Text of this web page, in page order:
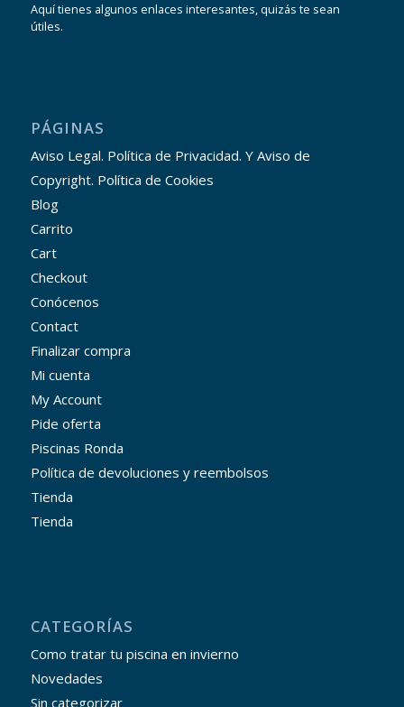
Aquí tienes algunos enlaces interesantes, quizás te sean
útiles.
PÁGINAS
Aviso Legal. Política de Privacidad. Y Aviso de
Copyright. Política de Cookies
Blog
Carrito
Cart
Checkout
Conócenos
Contact
Finalizar compra
Mi cuenta
My Account
Pide oferta
Piscinas Ronda
Política de devoluciones y reembolsos
Tienda
Tienda
CATEGORÍAS
Como tratar tu piscina en invierno
Novedades
Sin categorizar